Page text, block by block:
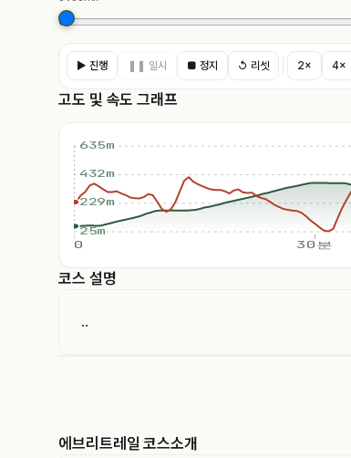
▶ 진행 ❚❚ 일시 ■ 정지 ↺ 리셋 2× 4×
고도 및 속도 그래프
0 30분
635m
432m
229m
25m
코스 설명
..
고도와 지나간 지점을 지도와 함께 확인해 보세요.
에브리트레일 코스소개